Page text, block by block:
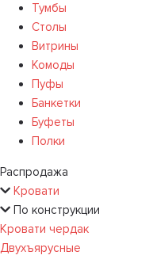
Тумбы
Столы
Витрины
Комоды
Пуфы
Банкетки
Буфеты
Полки
Распродажа
Кровати
По конструкции
Кровати чердак
Двухъярусные